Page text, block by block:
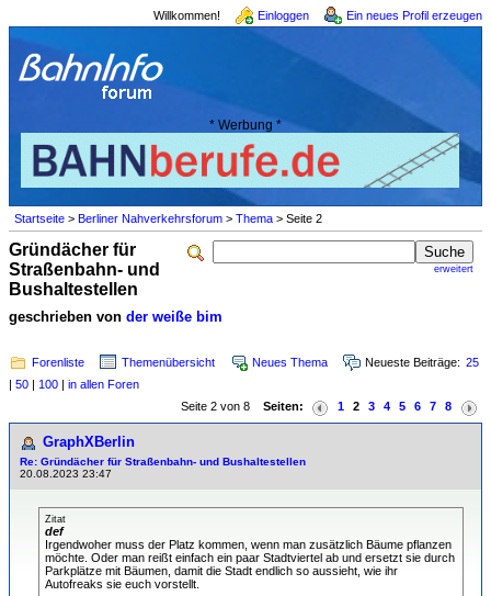
Willkommen! Einloggen Ein neues Profil erzeugen
* Werbung *
Startseite > Berliner Nahverkehrsforum > Thema > Seite 2
erweitert
Gründächer für
Straßenbahn- und
Bushaltestellen
geschrieben von der weiße bim
Forenliste Themenübersicht Neues Thema Neueste Beiträge: 25
| 50 | 100 | in allen Foren
Seite 2 von 8 Seiten: 1 2 3 4 5 6 7 8
GraphXBerlin
Re: Gründächer für Straßenbahn- und Bushaltestellen
20.08.2023 23:47
Zitat
def
Irgendwoher muss der Platz kommen, wenn man zusätzlich Bäume pflanzen
möchte. Oder man reißt einfach ein paar Stadtviertel ab und ersetzt sie durch
Parkplätze mit Bäumen, damit die Stadt endlich so aussieht, wie ihr
Autofreaks sie euch vorstellt.